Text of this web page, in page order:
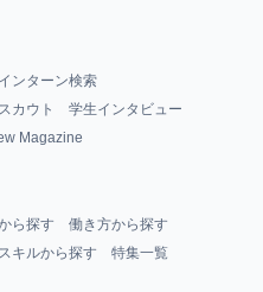
ンターン検索
カウト
学生インタビュー
Magazine
ら探す
働き方から探す
スキルから探す 特集一覧